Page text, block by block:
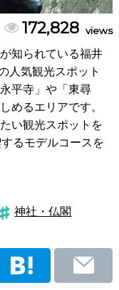
172,828 views
知られている福井
人気観光スポット
平寺」や「東尋
めるエリアです。
い観光スポットを
るモデルコースを
神社・仏閣